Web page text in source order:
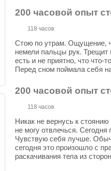
200 часовой опыт
118 часов
Стою по утрам. Ощущение,
немели пальцы рук. Трещит
есть и не приятно, что что-
Перед сном поймала себя
200 часовой опыт
118 часов
Никак не вернусь к
не могу отвлечься.
Чувствую себя лучше.
сегодня это произошло с
раскачивания тела из